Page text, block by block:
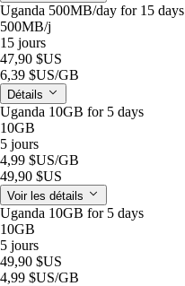
Uganda 500MB/day for 15 days
500MB/j
15 jours
47,90 $US
6,39 $US/GB
Détails
Uganda 10GB for 5 days
10GB
5 jours
4,99 $US/GB
49,90 $US
Voir les détails
Uganda 10GB for 5 days
10GB
5 jours
49,90 $US
4,99 $US/GB